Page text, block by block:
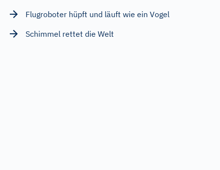
Flugroboter hüpft und läuft wie ein Vogel
Schimmel rettet die Welt